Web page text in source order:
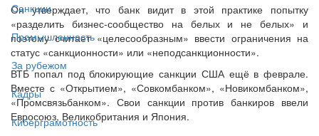
Санкции
Промышленность
За рубежом
Кадры
Киберграмотность
Он утверждает, что банк видит в этой практике попытку
«разделить бизнес-сообщество на белых и не белых» и
поэтому считает «целесообразным» ввести ограничения на
статус «санкционности» или «неподсанкционности».
ВТБ попал под блокирующие санкции США ещё в феврале.
Вместе с «Открытием», «Совкомбанком», «Новикомбанком»,
«Промсвязьбанком». Свои санкции против банкиров ввели
Евросоюз, Великобритания и Япония.